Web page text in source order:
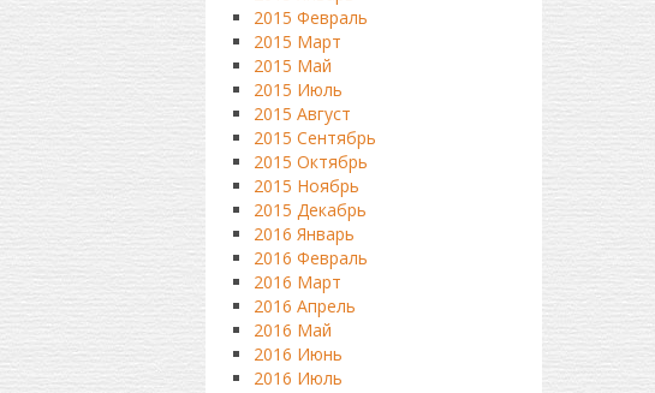
2015 Февраль
2015 Март
2015 Май
2015 Июль
2015 Август
2015 Сентябрь
2015 Октябрь
2015 Ноябрь
2015 Декабрь
2016 Январь
2016 Февраль
2016 Март
2016 Апрель
2016 Май
2016 Июнь
2016 Июль